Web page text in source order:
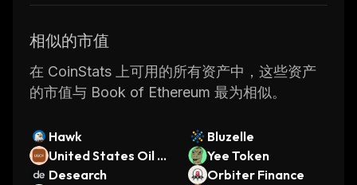
相似的市值
在 CoinStats 上可用的所有资产中，这些资产
的市值与 Book of Ethereum 最为相似。
Hawk
Bluzelle
United States Oil F
und (Ondo Tokeniz
Yee Token
Desearch
Orbiter Finance